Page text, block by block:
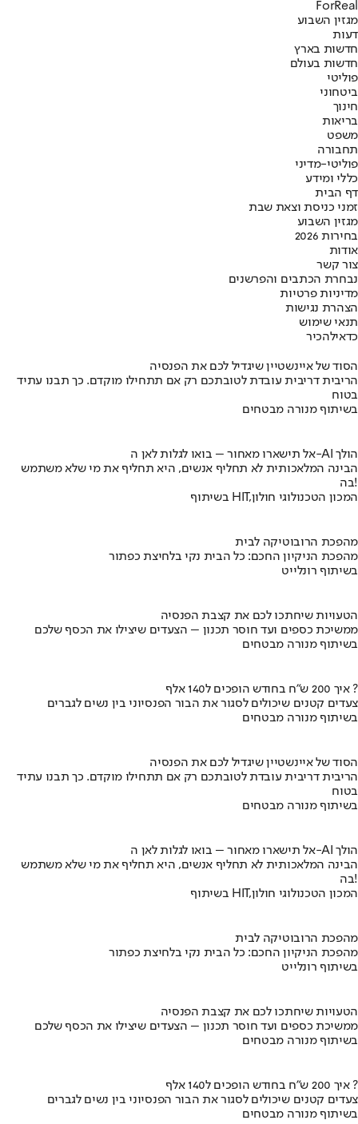
ForReal
מגזין השבוע
דעות
חדשות בארץ
חדשות בעולם
פוליטי
ביטחוני
חינוך
בריאות
משפט
תחבורה
פוליטי-מדיני
כללי ומידע
דף הבית
זמני כניסת וצאת שבת
מגזין השבוע
בחירות 2026
אודות
צור קשר
נבחרת הכתבים והפרשנים
מדיניות פרטיות
הצהרת נגישות
תנאי שימוש
כדאילהכיר
הסוד של איינשטיין שיגדיל לכם את הפנסיה
הריבית דריבית עובדת לטובתכם רק אם תתחילו מוקדם. כך תבנו עתיד
בטוח
בשיתוף מנורה מבטחים
אל תישארו מאחור – בואו לגלות לאן ה-AI הולך
הבינה המלאכותית לא תחליף אנשים, היא תחליף את מי שלא משתמש
בה!
בשיתוף HIT,המכון הטכנולוגי חולון
מהפכת הרובוטיקה לבית
מהפכת הניקיון החכם: כל הבית נקי בלחיצת כפתור
בשיתוף רונלייט
הטעויות שיחתכו לכם את קצבת הפנסיה
ממשיכת כספים ועד חוסר תכנון – הצעדים שיצילו את הכסף שלכם
בשיתוף מנורה מבטחים
איך 200 ש"ח בחודש הופכים ל140 אלף ?
צעדים קטנים שיכולים לסגור את הבור הפנסיוני בין נשים לגברים
בשיתוף מנורה מבטחים
הסוד של איינשטיין שיגדיל לכם את הפנסיה
הריבית דריבית עובדת לטובתכם רק אם תתחילו מוקדם. כך תבנו עתיד
בטוח
בשיתוף מנורה מבטחים
אל תישארו מאחור – בואו לגלות לאן ה-AI הולך
הבינה המלאכותית לא תחליף אנשים, היא תחליף את מי שלא משתמש
בה!
בשיתוף HIT,המכון הטכנולוגי חולון
מהפכת הרובוטיקה לבית
מהפכת הניקיון החכם: כל הבית נקי בלחיצת כפתור
בשיתוף רונלייט
הטעויות שיחתכו לכם את קצבת הפנסיה
ממשיכת כספים ועד חוסר תכנון – הצעדים שיצילו את הכסף שלכם
בשיתוף מנורה מבטחים
איך 200 ש"ח בחודש הופכים ל140 אלף ?
צעדים קטנים שיכולים לסגור את הבור הפנסיוני בין נשים לגברים
בשיתוף מנורה מבטחים